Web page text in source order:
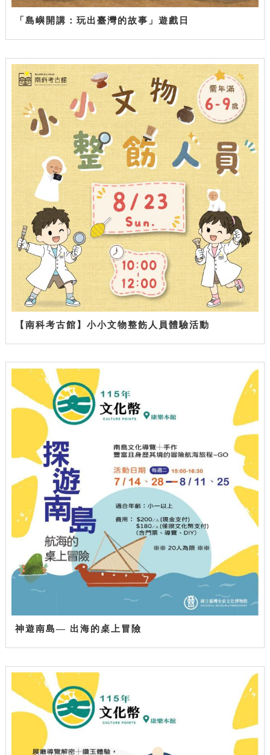
「島嶼開講：玩出臺灣的故事」遊戲日
【南科考古館】小小文物整飭人員體驗活動
神遊南島— 出海的桌上冒險